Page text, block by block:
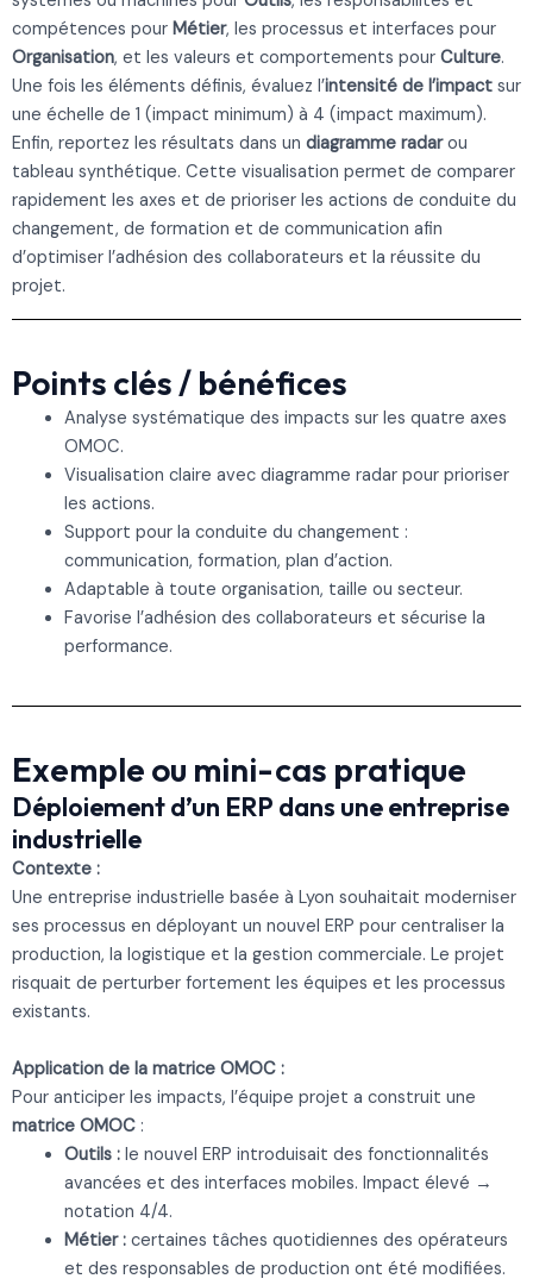
compétences pour Métier, les processus et interfaces pour
Organisation, et les valeurs et comportements pour Culture.
Une fois les éléments définis, évaluez l’intensité de l’impact sur
une échelle de 1 (impact minimum) à 4 (impact maximum).
Enfin, reportez les résultats dans un diagramme radarou
tableau synthétique. Cette visualisation permet de comparer
rapidement les axes et de prioriser les actions de conduite du
changement, de formation et de communication afin
d’optimiser l’adhésion des collaborateurs et la réussite du
projet.
Points clés / bénéfices
Analyse systématique des impacts sur les quatre axes
OMOC.
Visualisation claire avec diagramme radar pour prioriser
les actions.
Support pour la conduite du changement :
communication, formation, plan d’action.
Adaptable à toute organisation, taille ou secteur.
Favorise l’adhésion des collaborateurs et sécurise la
performance.
Exemple ou mini-cas pratique
Déploiement d’un ERP dans une entreprise
industrielle
Contexte :
Une entreprise industrielle basée à Lyon souhaitait moderniser
ses processus en déployant un nouvel ERP pour centraliser la
production, la logistique et la gestion commerciale. Le projet
risquait de perturber fortement les équipes et les processus
existants.
Application de la matrice OMOC :
Pour anticiper les impacts, l’équipe projet a construit une
matrice OMOC :
Outils :le nouvel ERP introduisait des fonctionnalités
avancées et des interfaces mobiles. Impact élevé →
notation 4/4.
Métier :certaines tâches quotidiennes des opérateurs
et des responsables de production ont été modifiées.